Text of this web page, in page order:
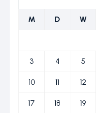
M D W
3 4 5
10 11 12
17 18 19